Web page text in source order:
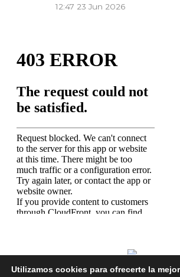
12:47 23 Jun 2026
Utilizamos cookies para ofrecerte la